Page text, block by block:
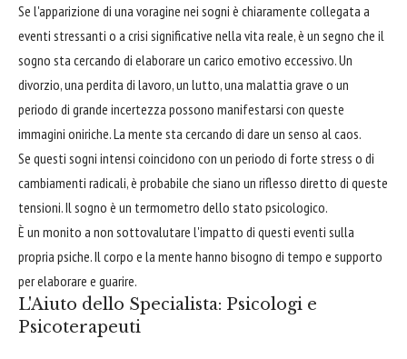
Se l'apparizione di una voragine nei sogni è chiaramente collegata a
eventi stressanti o a crisi significative nella vita reale, è un segno che il
sogno sta cercando di elaborare un carico emotivo eccessivo. Un
divorzio, una perdita di lavoro, un lutto, una malattia grave o un
periodo di grande incertezza possono manifestarsi con queste
immagini oniriche. La mente sta cercando di dare un senso al caos.
Se questi sogni intensi coincidono con un periodo di forte stress o di
cambiamenti radicali, è probabile che siano un riflesso diretto di queste
tensioni. Il sogno è un termometro dello stato psicologico.
È un monito a non sottovalutare l'impatto di questi eventi sulla
propria psiche. Il corpo e la mente hanno bisogno di tempo e supporto
per elaborare e guarire.
L'Aiuto dello Specialista: Psicologi e
Psicoterapeuti